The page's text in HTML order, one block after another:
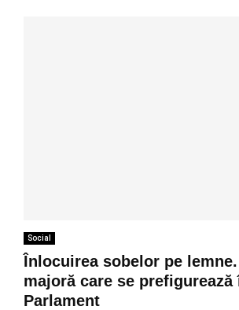
Social
Înlocuirea sobelor pe
majoră care se prefigurează
Parlament